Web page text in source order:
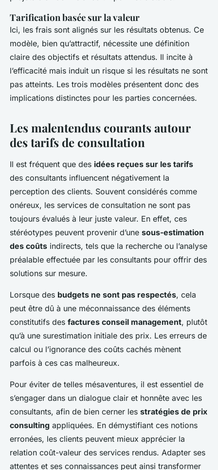
Tarification basée sur la valeur
Ici, les frais sont alignés sur les résultats obtenus. Ce
modèle, bien qu’attractif, nécessite une définition
claire des objectifs et résultats attendus. Il incite à
l’efficacité mais induit un risque si les résultats ne sont
pas atteints. Les trois modèles présentent donc des
implications distinctes pour les parties concernées.
Les malentendus courants autour
des tarifs de consultation
Il est fréquent que des idées reçues sur les tarifs
des consultants influencent négativement la
perception des clients. Souvent considérés comme
onéreux, les services de consultation ne sont pas
toujours évalués à leur juste valeur. En effet, ces
stéréotypes peuvent provenir d’une sous-estimation
des coûts indirects, tels que la recherche ou l’analyse
préalable effectuée par les consultants pour offrir des
solutions sur mesure.
Lorsque des budgets ne sont pas respectés, cela
peut être dû à une méconnaissance des éléments
constitutifs des factures conseil management, plutôt
qu’à une surestimation initiale des prix. Les erreurs de
calcul ou l’ignorance des coûts cachés mènent
parfois à ces cas malheureux.
Pour éviter de telles mésaventures, il est essentiel de
s’engager dans un dialogue clair et honnête avec les
consultants, afin de bien cerner les stratégies de prix
consulting appliquées. En démystifiant ces notions
erronées, les clients peuvent mieux apprécier la
relation coût-valeur des services rendus. Adapter ses
attentes et ses connaissances peut ainsi transformer